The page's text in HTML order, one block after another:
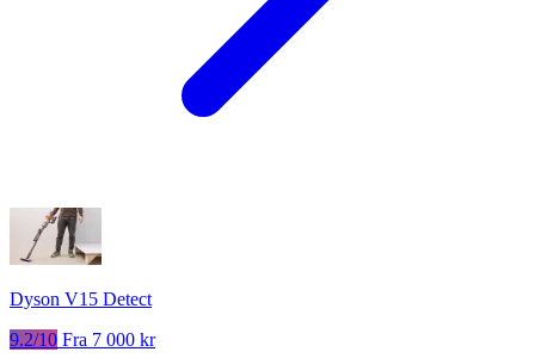
Dyson V15 Detect
9.2/10 Fra 7 000 kr